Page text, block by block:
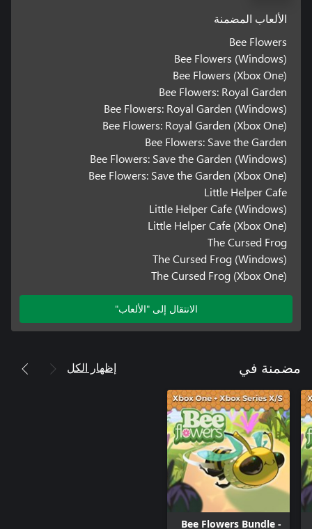
الألعاب المضمنة
Bee Flowers
Bee Flowers (Windows)
Bee Flowers (Xbox One)
Bee Flowers: Royal Garden
Bee Flowers: Royal Garden (Windows)
Bee Flowers: Royal Garden (Xbox One)
Bee Flowers: Save the Garden
Bee Flowers: Save the Garden (Windows)
Bee Flowers: Save the Garden (Xbox One)
Little Helper Cafe
Little Helper Cafe (Windows)
Little Helper Cafe (Xbox One)
The Cursed Frog
The Cursed Frog (Windows)
The Cursed Frog (Xbox One)
الانتقال إلى "الألعاب"
مضمنة في إظهار الكل
Bee Flowers Bundle -